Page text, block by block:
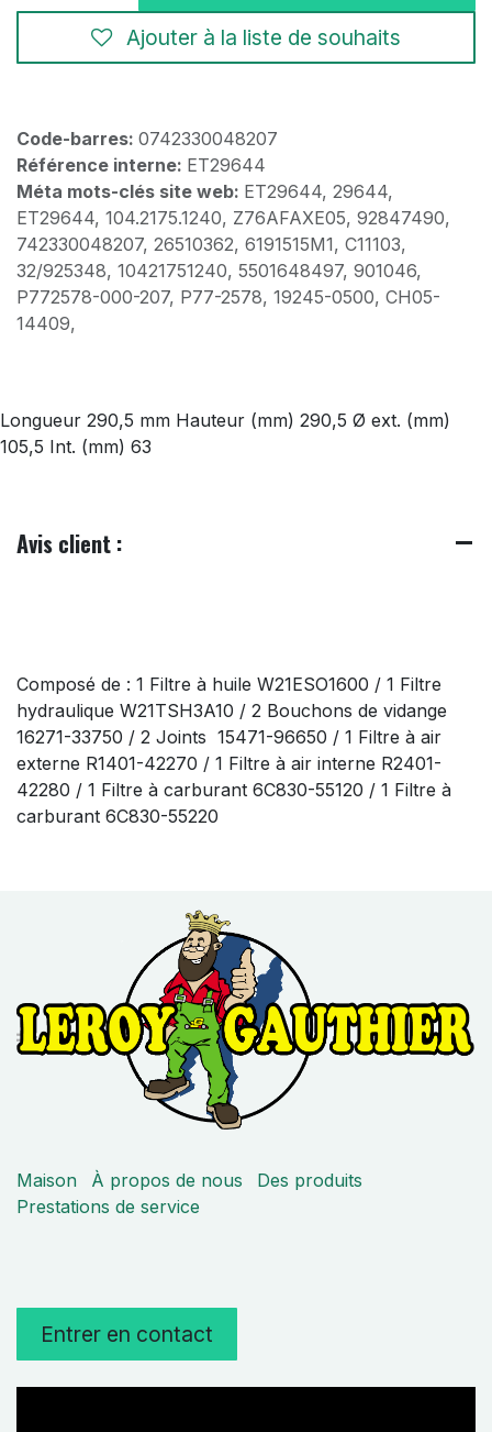
Ajouter à la liste de souhaits
Code-barres: 0742330048207
Référence interne: ET29644
Méta mots-clés site web: ET29644, 29644,
ET29644, 104.2175.1240, Z76AFAXE05, 92847490,
742330048207, 26510362, 6191515M1, C11103,
32/925348, 10421751240, 5501648497, 901046,
P772578-000-207, P77-2578, 19245-0500, CH05-
14409,
Longueur 290,5 mm Hauteur (mm) 290,5 Ø ext. (mm)
105,5 Int. (mm) 63
Avis client :
Composé de : 1 Filtre à huile W21ESO1600 / 1 Filtre
hydraulique W21TSH3A10 / 2 Bouchons de vidange
16271-33750 / 2 Joints 15471-96650 / 1 Filtre à air
externe R1401-42270 / 1 Filtre à air interne R2401-
42280 / 1 Filtre à carburant 6C830-55120 / 1 Filtre à
carburant 6C830-55220
Maison À propos de nous
Des produits
Prestations de service
Entrer en contact